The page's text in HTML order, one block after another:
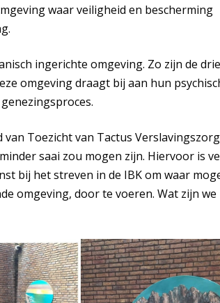
waar veiligheid en bescherming
ingerichte omgeving. Zo zijn de drie
omgeving draagt bij aan hun
Toezicht van Tactus
saai zou mogen zijn. Hiervoor is
bij het streven in de IBK om waar
omgeving, door te voeren. Wat zijn